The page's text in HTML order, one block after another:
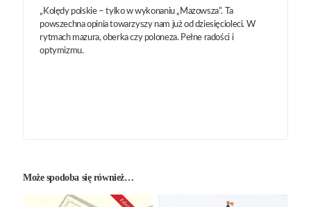
„Kolędy polskie – tylko w wykonaniu „Mazowsza”. Ta
powszechna opinia towarzyszy nam już od dziesięcioleci. W
rytmach mazura, oberka czy poloneza. Pełne radości i
optymizmu.
Może spodoba się również…